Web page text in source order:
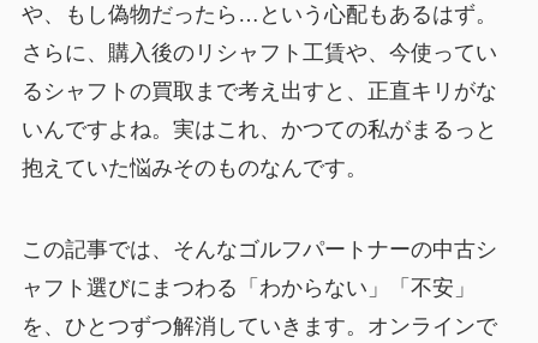
や、もし偽物だったら…という心配もあるはず。
さらに、購入後のリシャフト工賃や、今使ってい
るシャフトの買取まで考え出すと、正直キリがな
いんですよね。実はこれ、かつての私がまるっと
抱えていた悩みそのものなんです。
この記事では、そんなゴルフパートナーの中古シ
ャフト選びにまつわる「わからない」「不安」
を、ひとつずつ解消していきます。オンラインで